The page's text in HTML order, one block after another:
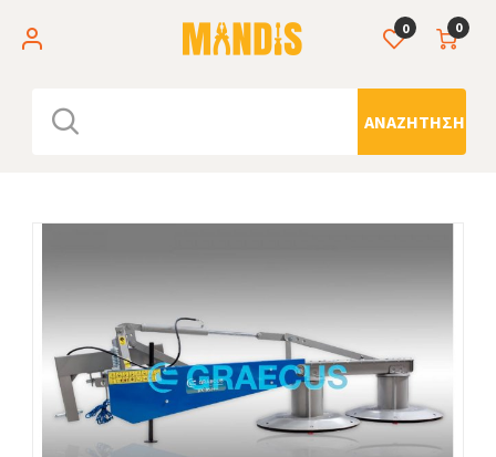
0
ΑΝΑΖΉΤΗΣΗ
0